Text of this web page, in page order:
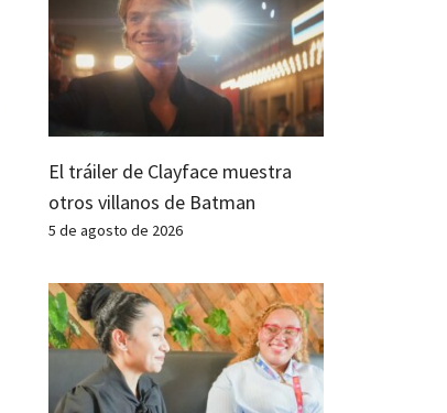
El tráiler de Clayface muestra
otros villanos de Batman
5 de agosto de 2026